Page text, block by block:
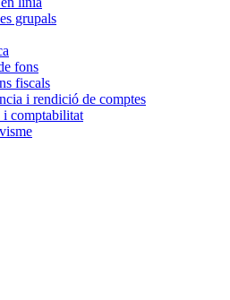
grupals
fons
fiscals
i rendició de comptes
i comptabilitat